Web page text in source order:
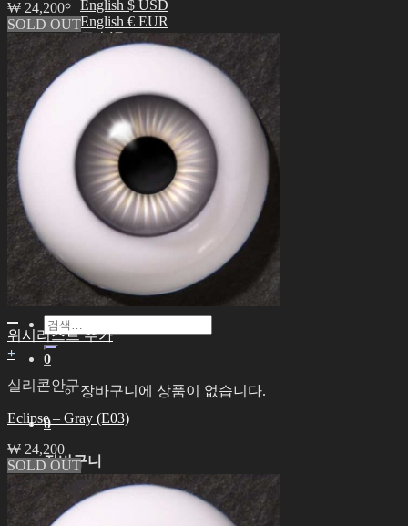
English $ USD
English € EUR
日本語 ￥ JPY
中文 $ USD
ROSETTE
English $ USD
English € EUR
日本語 ￥ JPY
中文 $ USD
한국어 ￦ KRW
English $ USD
English € EUR
日本語 ￥ JPY
中文 $ USD
한국어 ￦ KRW
검
색:
0
장바구니에 상품이 없습니다.
0
장바구니
장바구니에 상품이 없습니다.
₩ 24,200
SOLD OUT
위시리스트 추가
+
실리콘안구
Eclipse – Gray (E03)
₩ 24,200
SOLD OUT